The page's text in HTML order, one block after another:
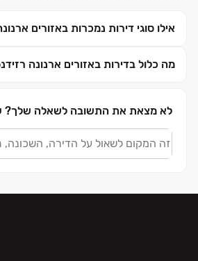
אילו סוגי דירות נמכרות באזורים
מה כלול בדירות באזורים ארנונה
לא מצאת את התשובה לשאלה שלך?